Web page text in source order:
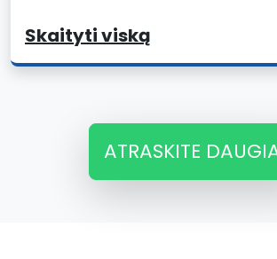
Skaityti viską
ATRASKITE